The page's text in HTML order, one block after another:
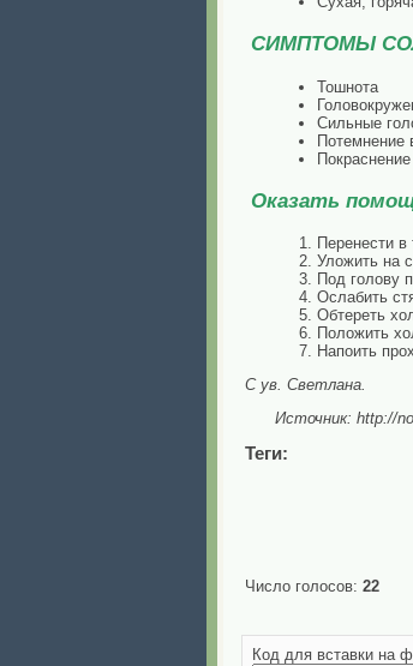
СИМПТОМЫ
Тошнота
Сильные
Потемнение
Оказать
Перенести
Уложить на
Под голову
Ослабить
Обтереть
Положить
Напоить
С ув. Светлана.
Источник: http://
Теги:
Число голосов: 22
Код для вставки на